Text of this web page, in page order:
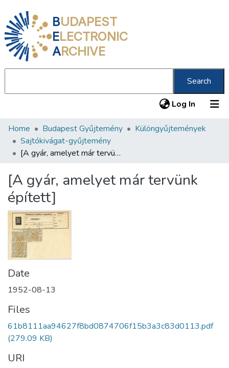
BUDAPEST
ELECTRONIC
ARCHIVE
Search
Log In (current)
Communities & Collections
All of DSpace
About us
Home Budapest Gyűjtemény
Különgyűjtemények
Sajtókivágat-gyűjtemény
[A gyár, amelyet már tervünk épített]
[A gyár, amelyet már tervünk
épített]
Date
1952-08-13
Files
61b8111aa94627f8bd0874706f15b3a3c83d0113.pdf
(279.09 KB)
URI